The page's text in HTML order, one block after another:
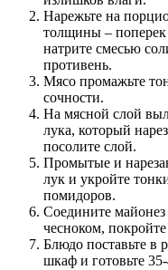
Нарежьте на
толщины – поперек
натрите смесью
противень.
Мясо промажьте
сочности.
На мясной слой
лука, который
посолите слой.
Промытые и
лук и укройте
помидоров.
Соедините
чесноком,
Блюдо поставьте в
шкаф и готовьте